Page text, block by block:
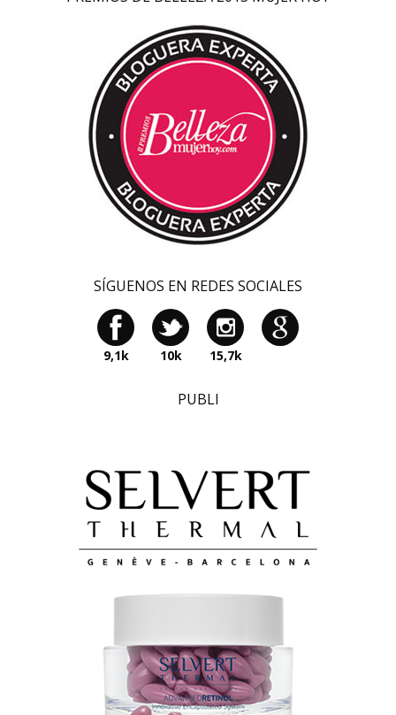
SÍGUENOS EN REDES SOCIALES
9,1k 10k 15,7k
PUBLI